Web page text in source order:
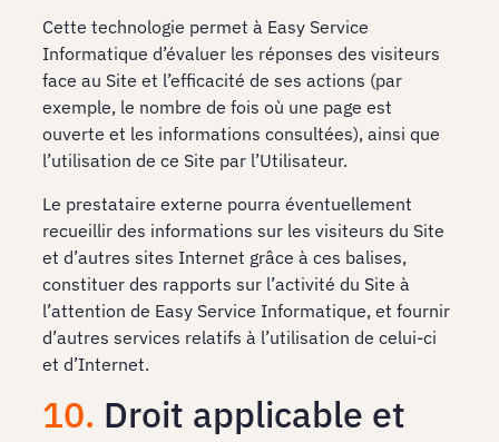
Cette technologie permet à Easy Service
Informatique d’évaluer les réponses des visiteurs
face au Site et l’efficacité de ses actions (par
exemple, le nombre de fois où une page est
ouverte et les informations consultées), ainsi que
l’utilisation de ce Site par l’Utilisateur.
Le prestataire externe pourra éventuellement
recueillir des informations sur les visiteurs du Site
et d’autres sites Internet grâce à ces balises,
constituer des rapports sur l’activité du Site à
l’attention de Easy Service Informatique, et fournir
d’autres services relatifs à l’utilisation de celui-ci
et d’Internet.
10. Droit applicable et